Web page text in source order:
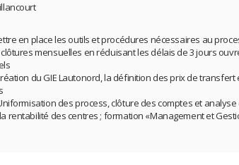
en place les outils et procédures nécessaires au
mensuelles en réduisant les délais de 3 jours
du GIE Lautonord, la définition des prix de
des process, clôture des comptes et analyse
rentabilité des centres ; formation «Management et